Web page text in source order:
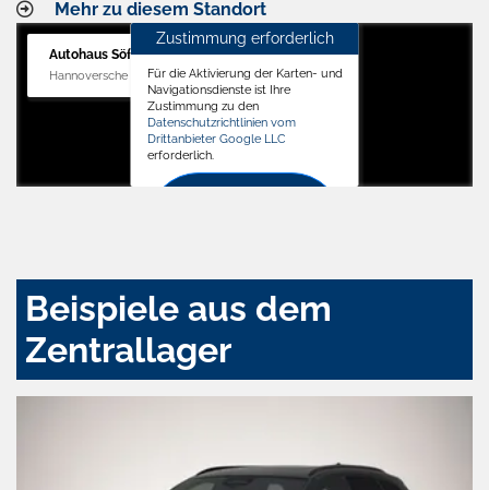
Mehr zu diesem Standort
Autohaus Söffker GmbH
Hannoversche Str. 34, 31688 Nienstädt
Zustimmung erforderlich
Für die Aktivierung der Karten- und
Navigationsdienste ist Ihre
Zustimmung zu den
Datenschutzrichtlinien vom
Drittanbieter Google LLC
erforderlich.
Beispiele aus dem
Zentrallager